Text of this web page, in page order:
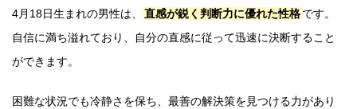
4月18日生まれの男性は、 直感が鋭く判断力に優れた性格です。
自信に満ち溢れており、自分の直感に従って迅速に決断すること
ができます。
困難な状況でも冷静さを保ち、最善の解決策を見つける力があり